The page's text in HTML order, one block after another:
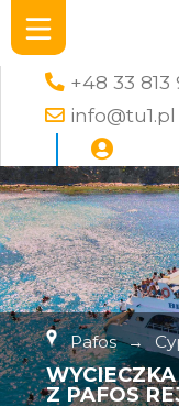
+48 33
info@tu1.pl
Pafos →
Z PAFOS